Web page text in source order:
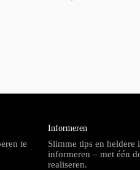
te
Informeren
Slimme tips en
informeren – met één
realiseren.